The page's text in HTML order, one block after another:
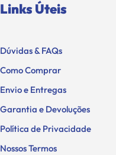
Links Úteis
Dúvidas & FAQs
Como Comprar
Envio e Entregas
Garantia e Devoluções
Política de Privacidade
Nossos Termos